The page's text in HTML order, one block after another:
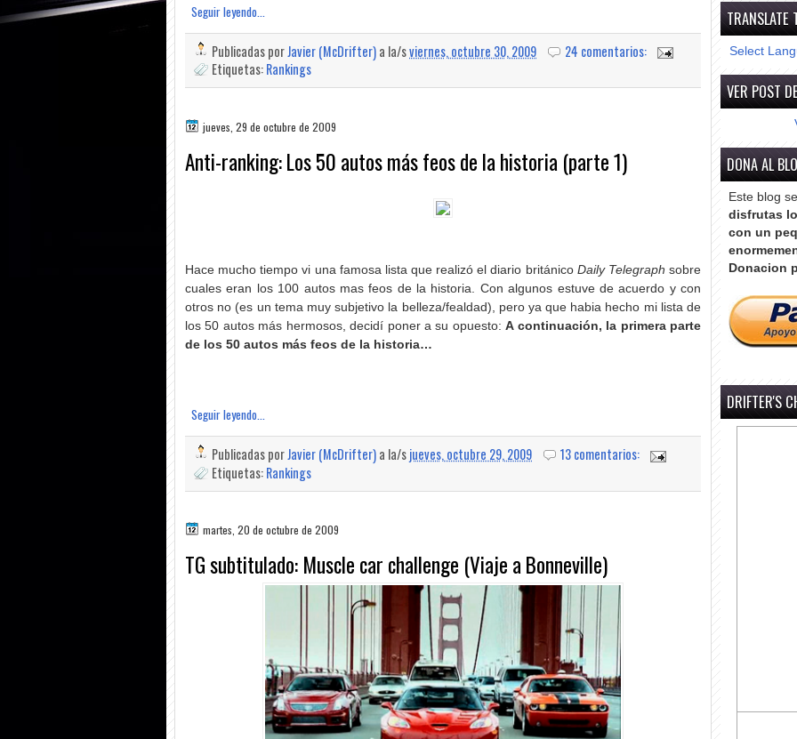
Seguir leyendo...
Publicadas porJavier (McDrifter)a la/sviernes, octubre 30, 2009
24 comentarios:
Etiquetas:Rankings
jueves, 29 de octubre de 2009
Anti-ranking: Los 50 autos más feos de la historia (parte 1)
Hace mucho tiempo vi una famosa lista que realizó el diario británico Daily Telegraph sobre
cuales eran los 100 autos mas feos de la historia. Con algunos estuve de acuerdo y con
otros no (es un tema muy subjetivo la belleza/fealdad), pero ya que habia hecho mi lista de
los 50 autos más hermosos, decidí poner a su opuesto:A continuación, la primera parte
de los 50 autos más feos de la historia…
Seguir leyendo...
Publicadas porJavier (McDrifter)a la/sjueves, octubre 29, 2009
13 comentarios:
Etiquetas:Rankings
martes, 20 de octubre de 2009
TG subtitulado: Muscle car challenge (Viaje a Bonneville)
TRANSLATE
Select
VER POST
DONA AL
Este blog
disfrutas
con un
Donacion
DRIFTER'S